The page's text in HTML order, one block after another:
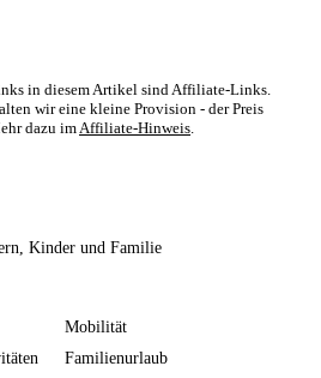
in diesem Artikel sind Affiliate-Links.
wir eine kleine Provision - der Preis
dazu im Affiliate-Hinweis
Kinder und Familie
Mobilität
Familienurlaub